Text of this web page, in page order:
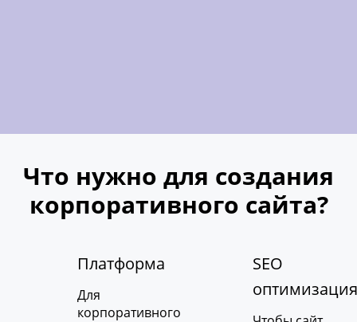
Что нужно для создания
корпоративного сайта?
Платформа
Для
корпоративного
SEO
оптимизация